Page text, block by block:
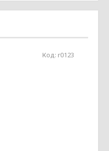
Код: r0123